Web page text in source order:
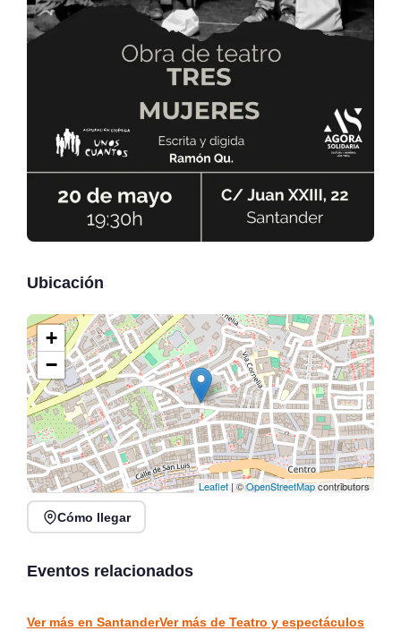
Ubicación
+
−
Leaflet | ©OpenStreetMapcontributors
Cómo llegar
Eventos relacionados
Vuelve el Cabaret
Santander
Ver más en SantanderVer más de Teatro y espectáculos